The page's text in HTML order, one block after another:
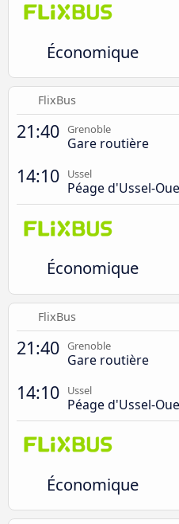
Économique
FlixBus
21:40 Grenoble
Gare routière
14:10 Ussel
Péage d'Ussel-
Économique
FlixBus
21:40 Grenoble
Gare routière
14:10 Ussel
Péage d'Ussel-
Économique